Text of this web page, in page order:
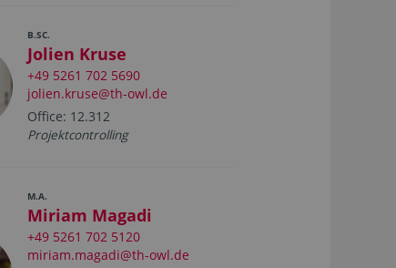
B.SC.
Jolien Kruse
+49 5261 702 5690
jolien.kruse@th-owl.de
Office: 12.312
Projektcontrolling
M.A.
Miriam Magadi
+49 5261 702 5120
miriam.magadi@th-owl.de